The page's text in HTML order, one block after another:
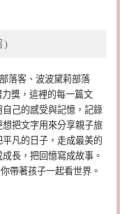
)
落客、波波黛莉部落
獎，這裡的每一篇文
己的感受與記憶，記錄
把文字用來分享親子旅
凡的日子，走成最美的
長，把回憶寫成故事。
帶著孩子一起看世界。